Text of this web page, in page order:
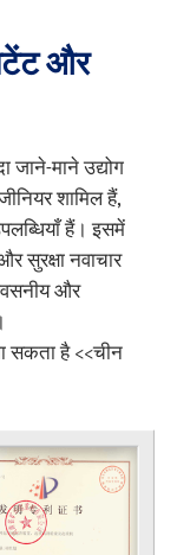
और
माने उद्योग
शामिल हैं,
हैं। इसमें
सुरक्षा नवाचार
और
सकता है <<चीन